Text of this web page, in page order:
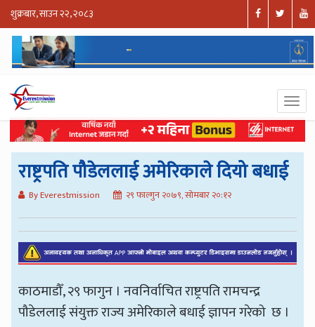
शुक्रबार, साउन २२, २०८३
राष्ट्रपति पौडेललाई अमेरिकाले दियो बधाई
By Everestmission २९ फाल्गुन २०७९, सोमबार २०:१२
काठमाडौँ, २९ फागुन । नवनिर्वाचित राष्ट्रपति रामचन्द्र
पौडेललाई संयुक्त राज्य अमेरिकाले बधाई ज्ञापन गरेको छ ।